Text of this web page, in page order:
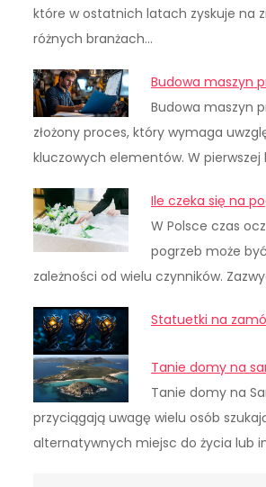
które w ostatnich latach zyskuje na
różnych branżach…
Budowa maszyn
Budowa maszyn
złożony proces, który wymaga
kluczowych elementów. W pierwszej
Ile czeka się na
W Polsce czas
pogrzeb może
zależności od wielu czynników.
Statuetki na
Tanie domy na
Tanie domy na
przyciągają uwagę wielu osób
alternatywnych miejsc do życia lub